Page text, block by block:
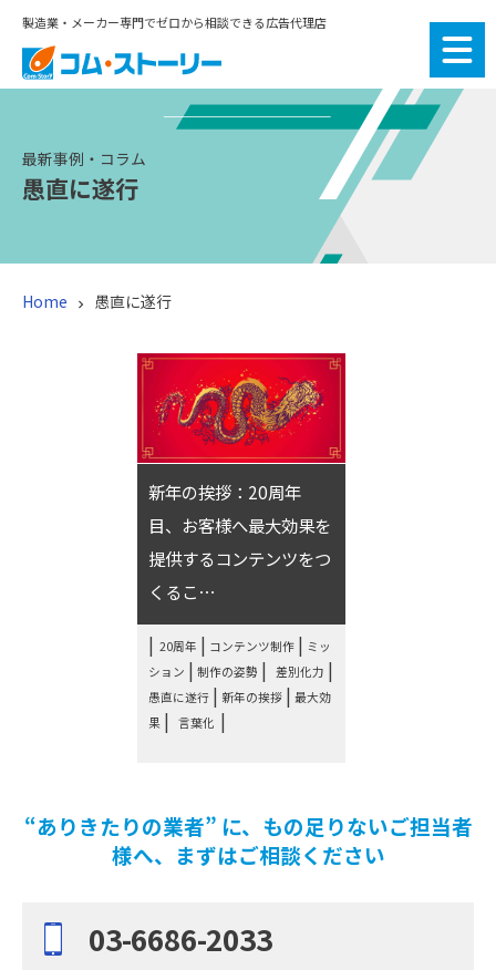
製造業・メーカー専門でゼロから相談できる広告代理店
最新事例・コラム
愚直に遂行
Home  愚直に遂行
新年の挨拶：20周年
目、お客様へ最大効果を
提供するコンテンツをつ
くるこ⋯
20周年 | コンテンツ制作 | ミッ
ション |制作の姿勢 | 差別化力 |
愚直に遂行 | 新年の挨拶 |最大効
果 | 言葉化
“ありきたりの業者” に、もの足りないご担当者
様へ、まずはご相談ください
03-6686-2033